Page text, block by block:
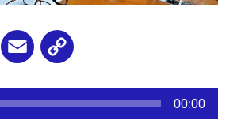
WhatsApp
Email
00:00